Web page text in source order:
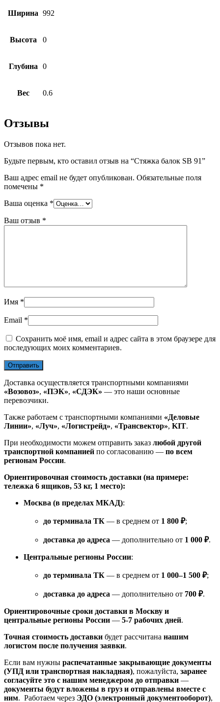
Ширина 992
Высота 0
Глубина 0
Вес 0.6
Отзывы
Отзывов пока нет.
Будьте первым, кто оставил отзыв на “Стяжка балок SB 91”
Ваш адрес email не будет опубликован. Обязательные поля
помечены *
Ваша оценка *
Ваш отзыв *
Имя *
Email *
Сохранить моё имя, email и адрес сайта в этом браузере для
последующих моих комментариев.
Доставка осуществляется транспортными компаниями
«Возовоз», «ПЭК», «СДЭК» — это наши основные
перевозчики.
Также работаем с транспортными компаниями «Деловые
Линии», «Луч», «Логистрейд», «Трансвектор», KIT.
При необходимости можем отправить заказ любой другой
транспортной компанией по согласованию — по всем
регионам России.
Ориентировочная стоимость доставки (на примере:
тележка 6 ящиков, 53 кг, 1 место):
Москва (в пределах МКАД):
до терминала ТК — в среднем от 1 800 ₽;
доставка до адреса — дополнительно от 1 000 ₽.
Центральные регионы России:
до терминала ТК — в среднем от 1 000–1 500 ₽;
доставка до адреса — дополнительно от 700 ₽.
Ориентировочные сроки доставки в Москву и
центральные регионы России — 5-7 рабочих дней.
Точная стоимость доставки будет рассчитана нашим
логистом после получения заявки.
Если вам нужны распечатанные закрывающие документы
(УПД или транспортная накладная), пожалуйста, заранее
согласуйте это с нашим менеджером до отправки —
документы будут вложены в груз и отправлены вместе с
ним. Работаем через ЭДО (электронный документооборот),